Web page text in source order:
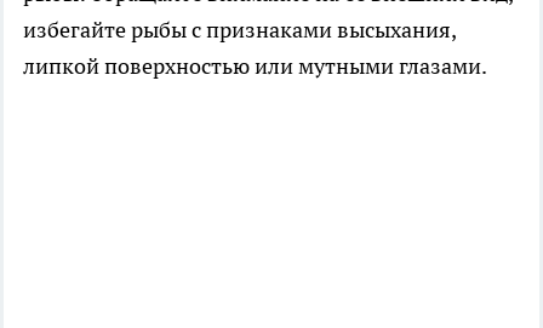
избегайте рыбы с признаками высыхания,
липкой поверхностью или мутными глазами.